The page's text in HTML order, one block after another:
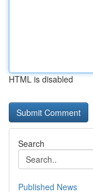
HTML is disabled
Search
Published News